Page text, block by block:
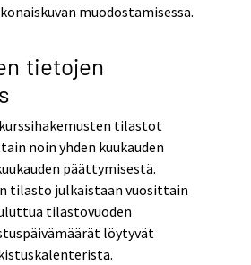
muodostamisessa.
tietojen
tilastot
noin yhden kuukauden
päättymisestä.
tilasto julkaistaan vuosittain
tilastovuoden
löytyvät